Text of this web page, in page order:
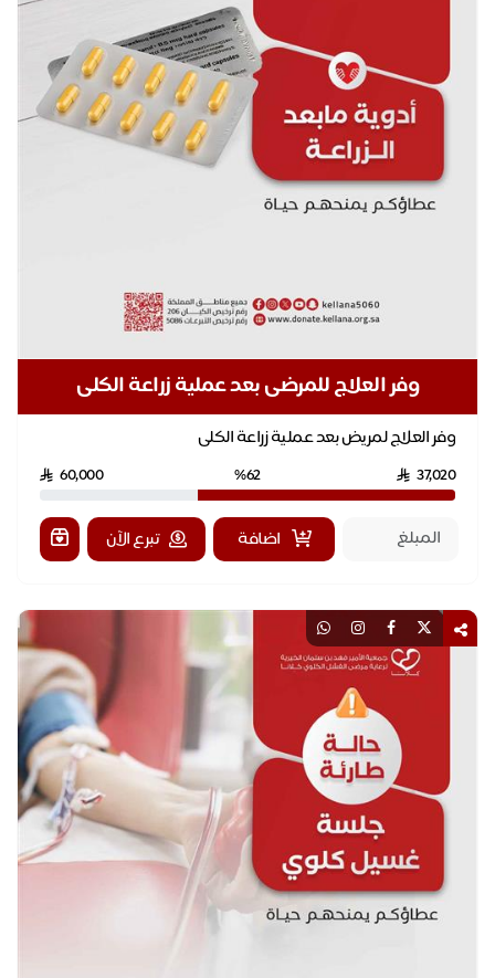
وفر العلاج للمرضى بعد عملية زراعة الكلى
وفر العلاج لمريض بعد عملية زراعة الكلى
37,020
60,000
اضافة تبرع الآن